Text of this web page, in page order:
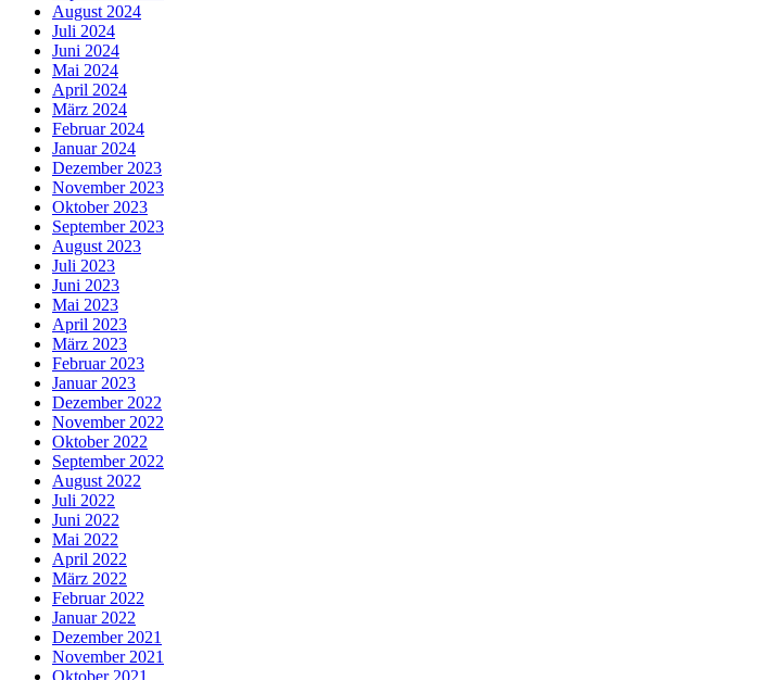
August 2024
Juli 2024
Juni 2024
Mai 2024
April 2024
März 2024
Februar 2024
Januar 2024
Dezember 2023
November 2023
Oktober 2023
September 2023
August 2023
Juli 2023
Juni 2023
Mai 2023
April 2023
März 2023
Februar 2023
Januar 2023
Dezember 2022
November 2022
Oktober 2022
September 2022
August 2022
Juli 2022
Juni 2022
Mai 2022
April 2022
März 2022
Februar 2022
Januar 2022
Dezember 2021
November 2021